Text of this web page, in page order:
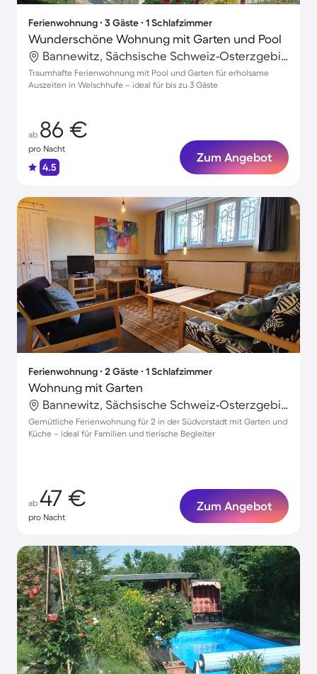
Ferienwohnung ∙ 3 Gäste ∙ 1 Schlafzimmer
Wunderschöne Wohnung mit Garten und Pool
Bannewitz, Sächsische Schweiz-Osterzgebirge, Deutschland
Traumhafte Ferienwohnung mit Pool und Garten für erholsame
Auszeiten in Welschhufe – ideal für bis zu 3 Gäste
ab 86 €
pro Nacht
4.5
Zum Angebot
Ferienwohnung ∙ 2 Gäste ∙ 1 Schlafzimmer
Wohnung mit Garten
Bannewitz, Sächsische Schweiz-Osterzgebirge, Deutschland
Gemütliche Ferienwohnung für 2 in der Südvorstadt mit Garten und
Küche – ideal für Familien und tierische Begleiter
ab 47 €
pro Nacht
Zum Angebot